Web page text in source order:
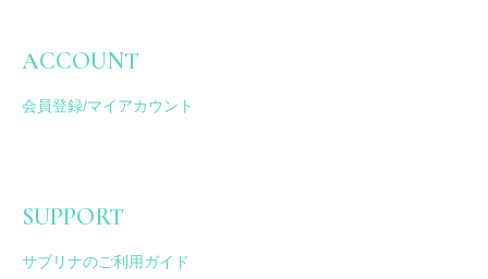
ACCOUNT
会員登録/マイアカウント
SUPPORT
サブリナのご利用ガイド